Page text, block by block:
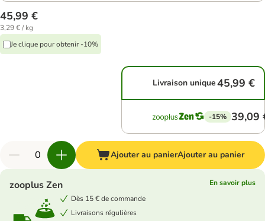
45,99 €
3,29 € / kg
Je clique pour obtenir -10%
Livraison unique45,99 €
-15% 39,09
Ajouter au panierAjouter au panier
zooplus Zen
En savoir plus
Dès 15 € de commande
Livraisons régulières